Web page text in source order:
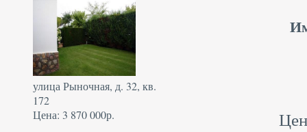
улица Рыночная, д. 32, кв.
172
Цена: 3 870 000р.